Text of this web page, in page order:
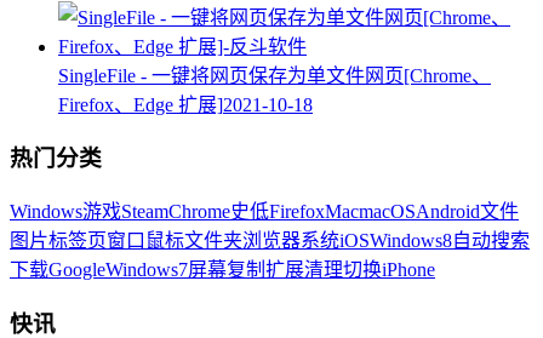
SingleFile - 一键将网页保存为单文件网页[Chrome、
Firefox、Edge 扩展]2021-10-18
热门分类
Windows游戏SteamChrome史低FirefoxMacmacOSAndroid文件
图片标签页窗口 鼠标文件夹浏览器系统iOSWindows8自动搜索
下载GoogleWindows7屏幕复制 扩展清理切换iPhone
快讯